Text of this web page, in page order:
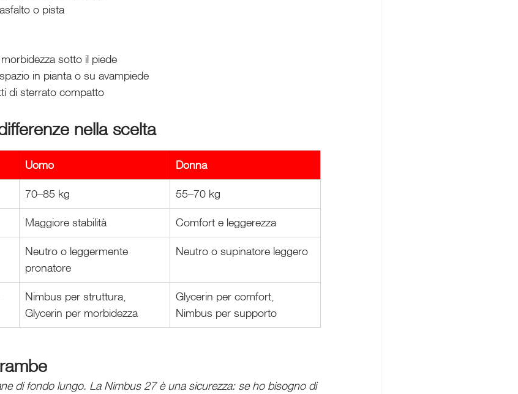
o pista
sotto il piede
in pianta o su avampiede
di sterrato compatto
nella scelta
Uomo Donna
70–85 kg 55–70 kg
Maggiore stabilità Comfort e leggerezza
Neutro o leggermente
pronatore
Neutro o supinatore leggero
Nimbus per struttura,
Glycerin per morbidezza
Glycerin per comfort,
Nimbus per supporto
di fondo lungo. La Nimbus 27 è una sicurezza: se ho bisogno di